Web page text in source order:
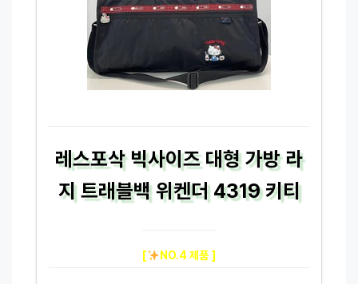
레스포삭 빅사이즈 대형 가방 라
지 트래블백 위켄더 4319 키티
[ NO.4 제품 ]